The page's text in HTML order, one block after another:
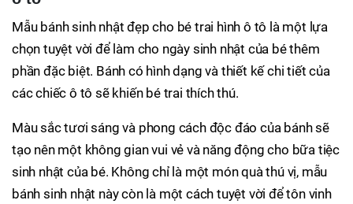
Mẫu bánh sinh nhật đẹp cho bé trai hình ô tô là một lựa
chọn tuyệt vời để làm cho ngày sinh nhật của bé thêm
phần đặc biệt. Bánh có hình dạng và thiết kế chi tiết của
các chiếc ô tô sẽ khiến bé trai thích thú.
Màu sắc tươi sáng và phong cách độc đáo của bánh sẽ
tạo nên một không gian vui vẻ và năng động cho bữa tiệc
sinh nhật của bé. Không chỉ là một món quà thú vị, mẫu
bánh sinh nhật này còn là một cách tuyệt vời để tôn vinh